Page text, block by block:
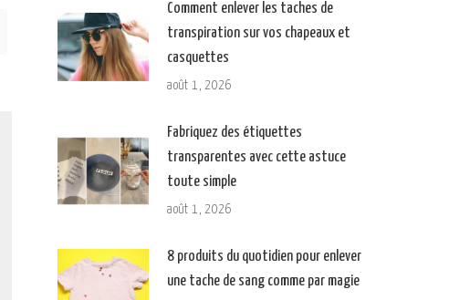
Comment enlever les taches de
transpiration sur vos chapeaux et
casquettes
août 1, 2026
Fabriquez des étiquettes
transparentes avec cette astuce
toute simple
août 1, 2026
8 produits du quotidien pour enlever
une tache de sang comme par magie